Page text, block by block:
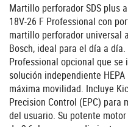
Martillo perforador SDS plus
18V-26 F Professional con
martillo perforador universal
Bosch, ideal para el día a día.
Professional opcional que
solución independiente
máxima movilidad. Incluye
Precision Control (EPC)
del usuario. Su potente